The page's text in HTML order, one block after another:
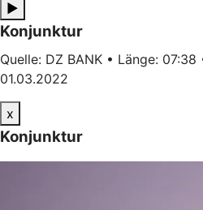
▶
Konjunktur
Quelle: DZ BANK • Länge:
01.03.2022
x
Konjunktur